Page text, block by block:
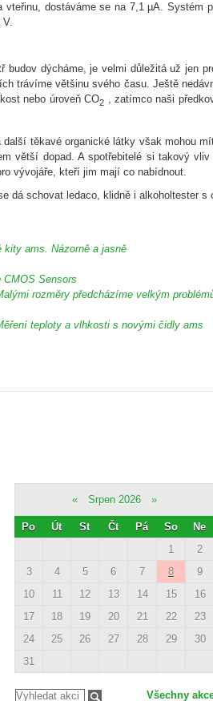
vteřinu, dostáváme se na 7,1 µA. Systém
V.
budov dýcháme, je velmi důležitá už jen
trávíme většinu svého času. Ještě
nebo úroveň CO2 , zatímco naši
další těkavé organické látky však mohou
větší dopad. A spotřebitelé si takový
vývojáře, kteří jim mají co nabídnout.
dá schovat ledaco, klidně i alkoholtester s
ams. Názorně a jasně
CMOS Sensors
rozměry předcházíme velkým
teploty a vlhkosti s novými čidly ams
« Srpen 2026 »
Po Út St Čt Pá So
Ne
1
2
3
4 5 6 7 8
9
10
11 12 13 14 15
16
17
18 19 20 21 22
23
24
25 26 27 28 29
30
31
Všechny